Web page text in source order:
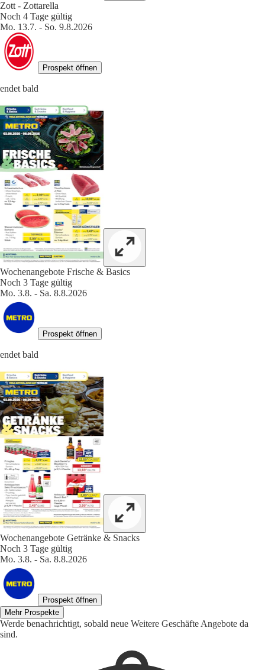
Zott - Zottarella
Noch 4 Tage gültig
Mo. 13.7. - So. 9.8.2026
Prospekt öffnen
endet bald
Wochenangebote Frische & Basics
Noch 3 Tage gültig
Mo. 3.8. - Sa. 8.8.2026
Prospekt öffnen
endet bald
Wochenangebote Getränke & Snacks
Noch 3 Tage gültig
Mo. 3.8. - Sa. 8.8.2026
Prospekt öffnen
Mehr Prospekte
Werde benachrichtigt, sobald neue Weitere Geschäfte Angebote da
sind.